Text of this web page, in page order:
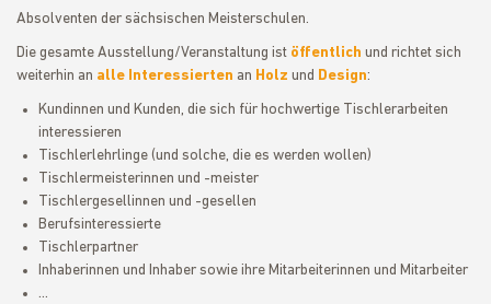
Absolventen der sächsischen Meisterschulen.
Die gesamte Ausstellung/Veranstaltung ist öffentlich und richtet sich
weiterhin an alle Interessierten an Holz und Design:
Kundinnen und Kunden, die sich für hochwertige Tischlerarbeiten
interessieren
Tischlerlehrlinge (und solche, die es werden wollen)
Tischlermeisterinnen und -meister
Tischlergesellinnen und -gesellen
Berufsinteressierte
Tischlerpartner
Inhaberinnen und Inhaber sowie ihre Mitarbeiterinnen und Mitarbeiter
...